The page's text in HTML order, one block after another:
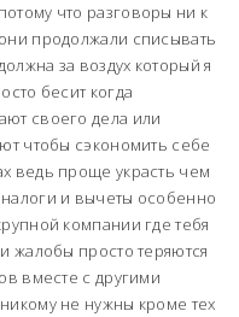
что разговоры ни к
продолжали списывать
за воздух который я
бесит когда
своего дела или
чтобы сэкономить себе
ведь проще украсть чем
и вычеты особенно
компании где тебя
жалобы просто теряются
вместе с другими
не нужны кроме тех